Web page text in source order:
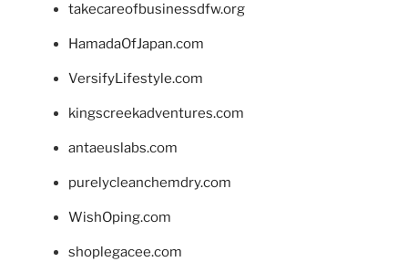
takecareofbusinessdfw.org
HamadaOfJapan.com
VersifyLifestyle.com
kingscreekadventures.com
antaeuslabs.com
purelycleanchemdry.com
WishOping.com
shoplegacee.com